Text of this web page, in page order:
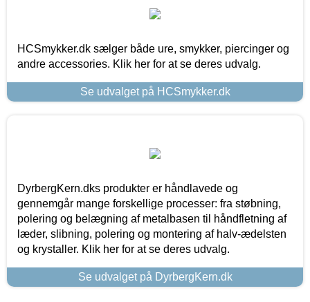
HCSmykker.dk sælger både ure, smykker, piercinger og
andre accessories. Klik her for at se deres udvalg.
Se udvalget på HCSmykker.dk
DyrbergKern.dks produkter er håndlavede og
gennemgår mange forskellige processer: fra støbning,
polering og belægning af metalbasen til håndfletning af
læder, slibning, polering og montering af halv-ædelsten
og krystaller. Klik her for at se deres udvalg.
Se udvalget på DyrbergKern.dk